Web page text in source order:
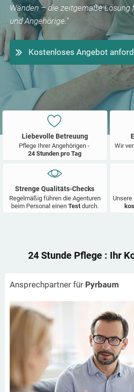
Wänden – die zeitgemäße Lösung
und Angehörige."
Kostenloses Angebot
Liebevolle Betreuung
Pflege Ihrer Angehörigen -
24 Stunden pro Tag
Wir
Strenge Qualitäts-Checks
Regelmäßig führen die Agenturen
beim Personal einen Test durch.
24 Stunde Pflege : Ihr
Ansprechpartner für Pyrbaum